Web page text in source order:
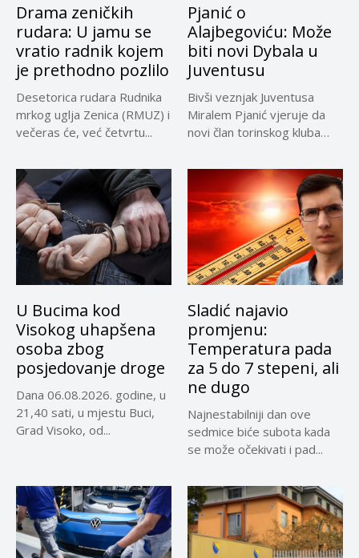
Drama zeničkih
rudara: U jamu se
vratio radnik kojem
je prethodno pozlilo
Desetorica rudara Rudnika
mrkog uglja Zenica (RMUZ) i
večeras će, već četvrtu...
Pjanić o
Alajbegoviću: Može
biti novi Dybala u
Juventusu
Bivši veznjak Juventusa
Miralem Pjanić vjeruje da
novi član torinskog kluba
U Bucima kod
Visokog uhapšena
osoba zbog
posjedovanje droge
Dana 06.08.2026. godine, u
21,40 sati, u mjestu Buci,
Grad Visoko, od...
Sladić najavio
promjenu:
Temperatura pada
za 5 do 7 stepeni, ali
ne dugo
Najnestabilniji dan ove
sedmice biće subota kada
se može očekivati i pad...